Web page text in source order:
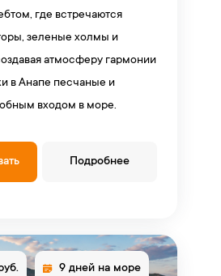
где встречаются
зеленые холмы и
атмосферу гармонии
в Анапе песчаные и
входом в море.
Подробнее
9 дней на море